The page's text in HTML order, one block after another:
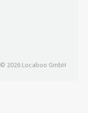
© 2026 Locaboo GmbH